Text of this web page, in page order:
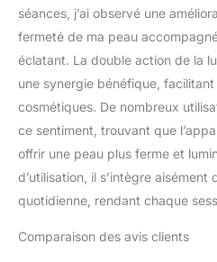
est
et la
séances, j’ai observé une
fermeté de ma peau
éclatant. La double action de la
une synergie bénéfique,
cosmétiques. De nombreux
ce sentiment, trouvant que
offrir une peau plus ferme et
d’utilisation, il s’intègre aisément
quotidienne, rendant chaque
Comparaison des avis clients